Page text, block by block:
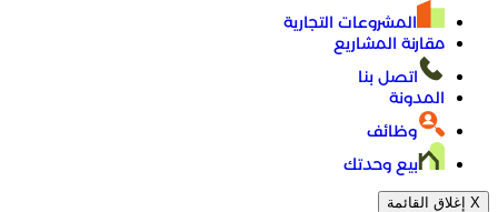
المشروعات التجارية
مقارنة المشاريع
اتصل بنا
المدونة
وظائف
بيع وحدتك
X إغلاق القائمة